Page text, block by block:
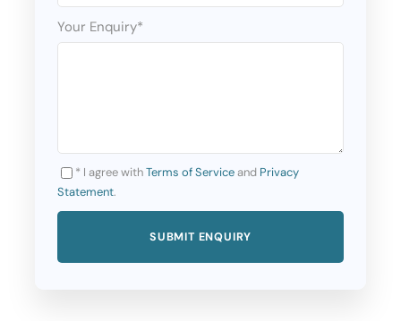
Your Enquiry*
* I agree withTerms of Serviceand Privacy
Statement.
27.04.
June
01.06., 08.06., 12.06., 15.06., 19.06., 22.06.,